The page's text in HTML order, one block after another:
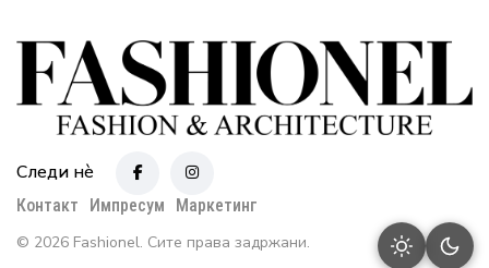
Следи нè
Контакт Импресум
Маркетинг
© 2026 Fashionel. Сите права задржани.